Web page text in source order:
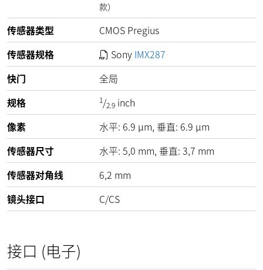
款）
传感器类型
CMOS Pregius
传感器规格
Sony IMX287
快门
全局
规格
1/2.9 inch
像素
水平: 6.9 µm, 垂直: 6.9 µm
传感器尺寸
水平: 5,0 mm, 垂直: 3,7 mm
传感器对角线
6,2 mm
镜头接口
C/CS
接口 (电子)